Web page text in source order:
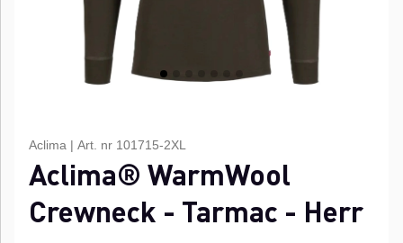
Aclima | Art. nr 101715-2XL
Aclima® WarmWool
Crewneck - Tarmac - Herr